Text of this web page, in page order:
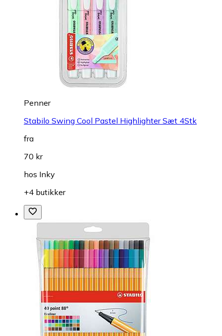
Penner
Stabilo Swing Cool Pastel Highlighter Sæt 4Stk
fra
70 kr
hos Inky
+4 butikker